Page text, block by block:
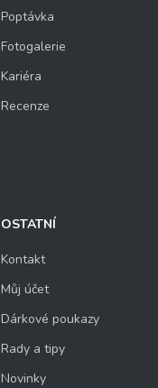
Poptávka
Fotogalerie
Kariéra
Recenze
OSTATNÍ
Kontakt
Můj účet
Dárkové poukazy
Rady a tipy
Novinky